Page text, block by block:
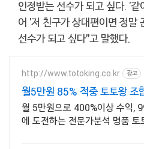
인정받는 선수가 되고 싶다. '
어 '저 친구가 상대편이면 정말
선수가 되고 싶다"고 말했다.
http://www.totoking.co.kr 광고
월5만원 85% 적중 토토왕 조
99,000원
월 5만원으로 400%이상 수익,
에 도전하는 전문가분석 명품 토